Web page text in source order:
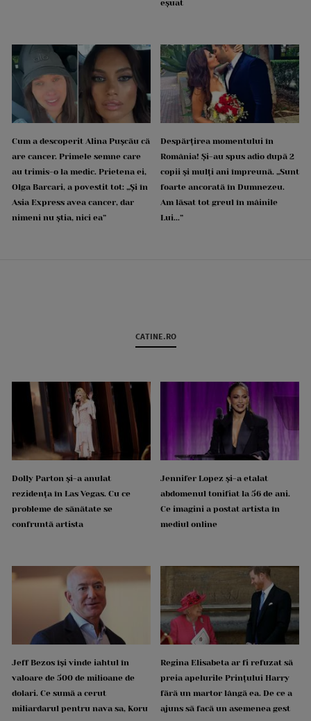
eșuat
Cum a descoperit Alina Pușcău că
are cancer. Primele semne care
au trimis-o la medic. Prietena ei,
Olga Barcari, a povestit tot: „Și în
Asia Express avea cancer, dar
nimeni nu știa, nici ea”
Despărțirea momentului în
România! Și-au spus adio după 2
copii și mulți ani împreună. „Sunt
foarte ancorată în Dumnezeu.
Am lăsat tot greul în mâinile
Lui...”
CATINE.RO
Dolly Parton și-a anulat
rezidența în Las Vegas. Cu ce
probleme de sănătate se
confruntă artista
Jennifer Lopez și-a etalat
abdomenul tonifiat la 56 de ani.
Ce imagini a postat artista în
mediul online
Jeff Bezos își vinde iahtul în
valoare de 500 de milioane de
dolari. Ce sumă a cerut
miliardarul pentru nava sa, Koru
Regina Elisabeta ar fi refuzat să
preia apelurile Prințului Harry
fără un martor lângă ea. De ce a
ajuns să facă un asemenea gest